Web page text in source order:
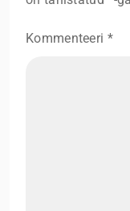
Kommenteeri *